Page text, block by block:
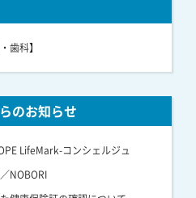
歯科】
のお知らせ
LifeMark-コンシェルジュ
NOBORI